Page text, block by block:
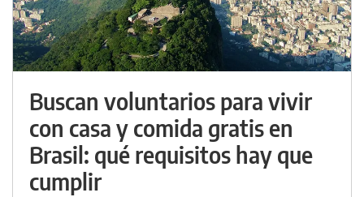
Buscan voluntarios para vivir
con casa y comida gratis en
Brasil: qué requisitos hay que
cumplir